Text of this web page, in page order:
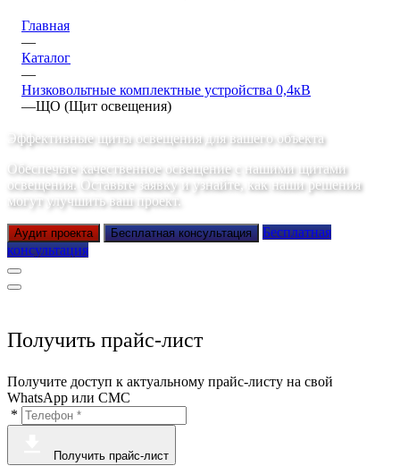
Главная
—
Каталог
—
Низковольтные комплектные устройства 0,4кВ
—ЩО (Щит освещения)
Эффективные щиты освещения для вашего объекта
Обеспечьте качественное освещение с нашими щитами
освещения. Оставьте заявку и узнайте, как наши решения
могут улучшить ваш проект.
Аудит проекта Бесплатная консультация
Бесплатная
консультация
Получить прайс-лист
Получите доступ к актуальному прайс-листу на свой
WhatsApp или СМС
*
Получить прайс-лист